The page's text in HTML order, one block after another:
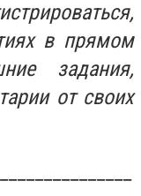
в прямом
задания,
от своих